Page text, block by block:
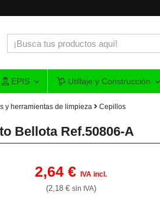
EPIS Utillaje y Construcción
y herramientas de limpieza Cepillos
Bellota Ref.50806-A
2,64 €IVA incl.
(2,18 € sin IVA)